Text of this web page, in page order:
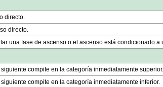
directo.
directo.
una fase de ascenso o el ascenso está condicionado a
compite en la categoría inmediatamente superior.
compite en la categoría inmediatamente inferior.